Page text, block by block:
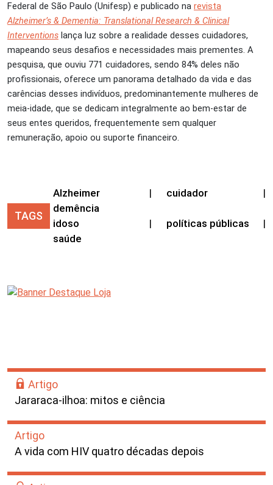
Federal de São Paulo (Unifesp) e publicado na revista
Alzheimer’s & Dementia: Translational Research & Clinical
Interventions lança luz sobre a realidade desses cuidadores,
mapeando seus desafios e necessidades mais prementes. A
pesquisa, que ouviu 771 cuidadores, sendo 84% deles não
profissionais, oferece um panorama detalhado da vida e das
carências desses indivíduos, predominantemente mulheres de
meia-idade, que se dedicam integralmente ao bem-estar de
seus entes queridos, frequentemente sem qualquer
remuneração, apoio ou suporte financeiro.
TAGS
Alzheimer | cuidador
|
demência
idoso
| políticas públicas
|
saúde
Artigo
Jararaca-ilhoa: mitos e ciência
Artigo
A vida com HIV quatro décadas depois